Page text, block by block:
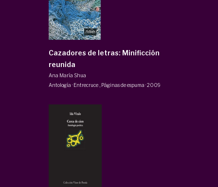
Cazadores de letras: Minificción
reunida
Ana María Shua
Antología · Entrecruce, Páginas de espuma ·2009